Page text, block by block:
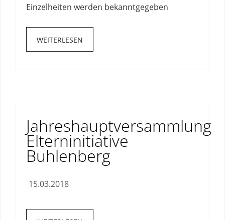
Einzelheiten werden bekanntgegeben
WEITERLESEN
Jahreshauptversammlung
Elterninitiative
Buhlenberg
15.03.2018